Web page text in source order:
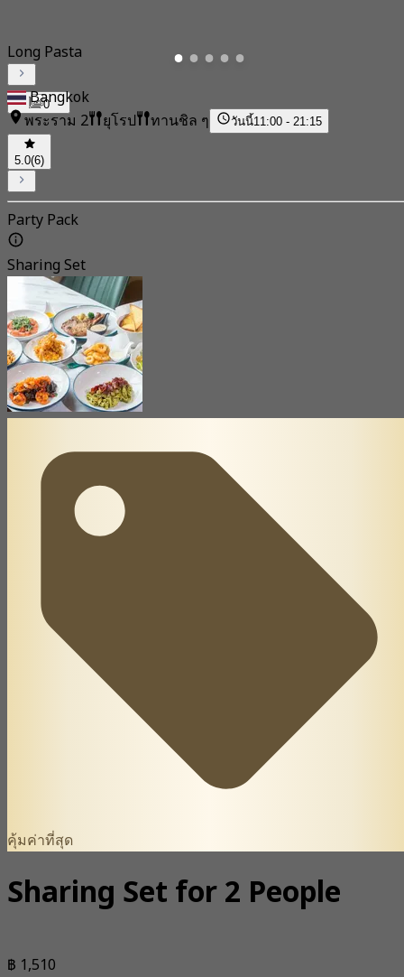
0
Long Pasta
Bangkok
พระราม 2
ยุโรป ทานชิล ๆ วันนี้11:00 - 21:15
5.0(6)
Party Pack
Sharing Set
คุ้มค่าที่สุด
Sharing Set for 2 People
฿ 1,510